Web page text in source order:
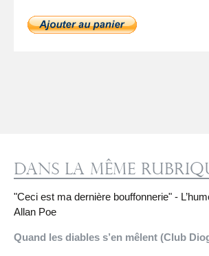
Dans la même
"Ceci est ma dernière bouffonnerie" -
Allan Poe
Quand les diables s’en mêlent (Club